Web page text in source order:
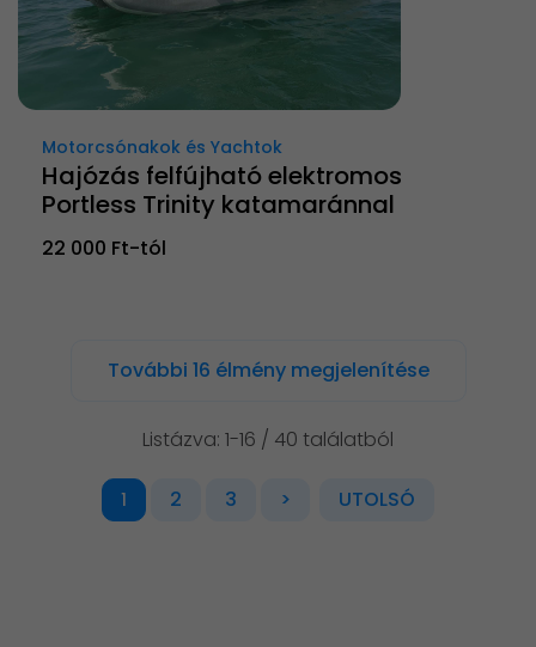
Motorcsónakok és Yachtok
Hajózás felfújható elektromos
Portless Trinity katamaránnal
22 000 Ft-tól
További 16 élmény megjelenítése
Listázva: 1-16 / 40 találatból
1 2 3 > UTOLSÓ